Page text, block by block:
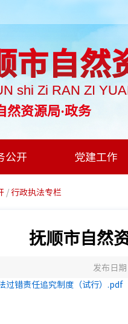
市自然
shi Zi RAN ZI
然资源局·政务
公开 党建工作
/行政执法专栏
抚顺市自然
发布日
过错责任追究制度（试行）.pdf